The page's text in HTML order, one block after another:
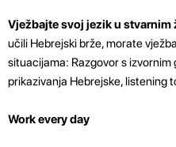
Vježbajte svoj jezik u
učili Hebrejski brže, morate
situacijama: Razgovor s
prikazivanja Hebrejske, listening
Work every day